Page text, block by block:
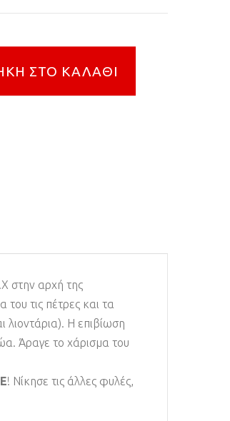
ΣΤΟ ΚΑΛΆΘΙ
στην αρχή της
τις πέτρες και τα
λιοντάρια). Η επιβίωση
Άραγε το χάρισμα του
! Νίκησε τις άλλες φυλές,